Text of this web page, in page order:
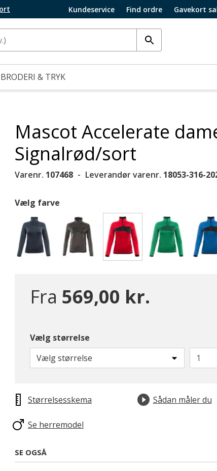
Kundeservice Find ordre Gavekort
BRODERI & TRYK
Mascot Accelerate
Signalrød/sort
Varenr. 107468 Leverandør varenr. 18053-316-
Vælg farve
Fra 569,00 kr.
Vælg størrelse
Vælg størrelse
Størrelsesskema Sådan måler du
Se herremodel
SE OGSÅ